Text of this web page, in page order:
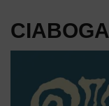
CIABOGA